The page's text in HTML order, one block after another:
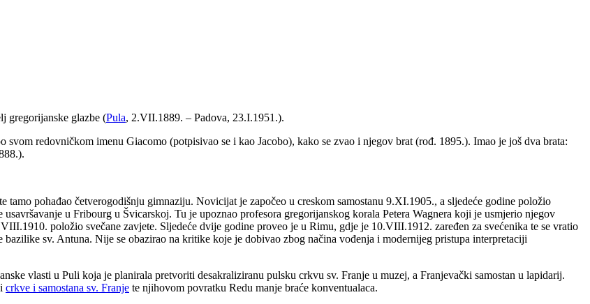
gregorijanske glazbe (Pula, 2.VII.1889. – Padova, 23.I.1951.).
svom redovničkom imenu Giacomo (potpisivao se i kao Jacobo), kako se zvao i njegov brat (rođ. 1895.). Imao je još dva brata:
tamo pohađao četverogodišnju gimnaziju. Novicijat je započeo u creskom samostanu 9.XI.1905., a sljedeće godine položio
u Fribourg u Švicarskoj. Tu je upoznao profesora gregorijanskog korala Petera Wagnera koji je usmjerio njegov
položio svečane zavjete. Sljedeće dvije godine proveo je u Rimu, gdje je 10.VIII.1912. zaređen za svećenika te se vratio
sv. Antuna. Nije se obazirao na kritike koje je dobivao zbog načina vođenja i modernijeg pristupa interpretaciji
vlasti u Puli koja je planirala pretvoriti desakraliziranu pulsku crkvu sv. Franje u muzej, a Franjevački samostan u lapidarij.
crkve i samostana sv. Franje te njihovom povratku Redu manje braće konventualaca.